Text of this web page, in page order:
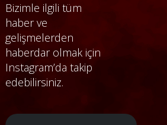
Bizimle ilgili tüm
haber ve
gelişmelerden
haberdar olmak için
Instagram’da takip
edebilirsiniz.